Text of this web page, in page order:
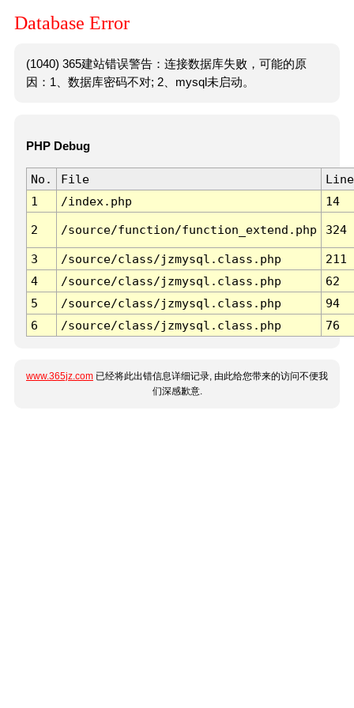
Database Error
(1040) 365建站错误警告：连接数据库失败，可能的原
因：1、数据库密码不对; 2、mysql未启动。
PHP Debug
No. File
Line
1
/index.php 14
2 /source/function/function_extend.php 324
3 /source/class/jzmysql.class.php
211
4
/source/class/jzmysql.class.php
62
5
/source/class/jzmysql.class.php
94
6
/source/class/jzmysql.class.php 76
www.365jz.com 已经将此出错信息详细记录, 由此给您带来的访问不便我
们深感歉意.